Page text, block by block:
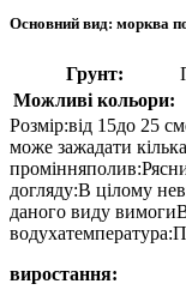
Основний вид: морква
Грунт:
Можливі кольори:
Розмір:від 15до 25
може зажадати
догляду:В цілому
даного виду
виростання: